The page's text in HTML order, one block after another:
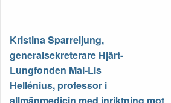
Kristina Sparreljung,
generalsekreterare Hjärt-
Lungfonden Mai-Lis
Hellénius, professor i
allmänmedicin med inriktning mot